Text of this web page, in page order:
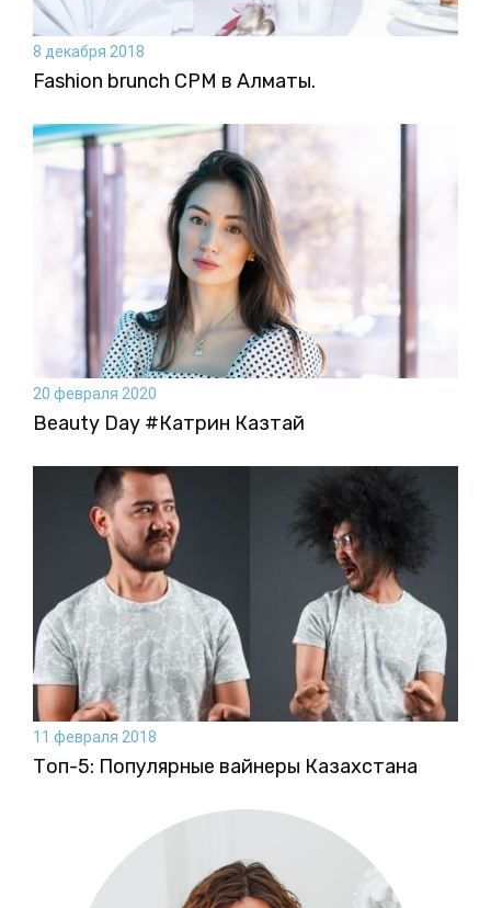
8 декабря 2018
Fashion brunch CPM в Алматы.
20 февраля 2020
Beauty Day #Катрин Казтай
11 февраля 2018
Топ-5: Популярные вайнеры Казахстана